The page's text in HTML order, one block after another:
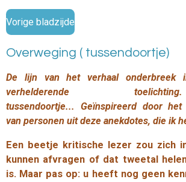
Vorige bladzijde
Overweging ( tussendoortje)
De lijn van het verhaal onderbreek
verhelderende
tussendoortje... Geïnspireerd door het
van personen uit deze anekdotes, die ik
Een beetje kritische lezer zou zich
kunnen afvragen of dat tweetal
is. Maar pas op: u heeft nog geen